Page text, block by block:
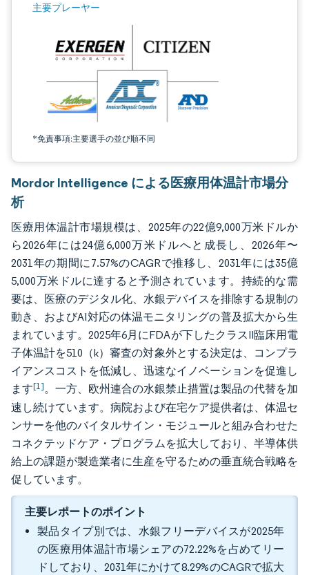
主要プレーヤー
*免責事項:主要選手の並び順不同
画像 © Mordor Intelligence。再利用にはCC BY 4.0の表示が必要です。
Mordor Intelligence による医療用体温計市場分
析
医療用体温計市場規模は、2025年の22億9,000万米ドルか
ら2026年には24億6,000万米ドルへと成長し、2026年〜
2031年の期間に7.57%のCAGRで推移し、2031年には35億
5,000万米ドルに達すると予測されています。持続的な需
要は、医療のデジタル化、水銀デバイスを排除する規制の
動き、およびAI対応の体温モニタリングの普及拡大から生
まれています。2025年6月にFDAが下したクラスII臨床用電
子体温計を510（k）審査の対象外とする決定は、コンプラ
イアンスコストを低減し、迅速なイノベーションを促進し
ます[1]。一方、欧州連合の水銀禁止措置は製品の代替を加
速し続けています。病院および在宅ケア提供者は、体温セ
ンサーを他のバイタルサイン・モジュールと組み合わせた
コネクテッドケア・プログラムを拡大しており、半導体供
給上の課題が製造業者に生産を守るための垂直統合戦略を
促しています。
主要レポートのポイント
製品タイプ別では、水銀フリーデバイスが2025年
の医療用体温計市場シェアの72.22%を占めてリー
ドしており、2031年にかけて8.29%のCAGRで拡大